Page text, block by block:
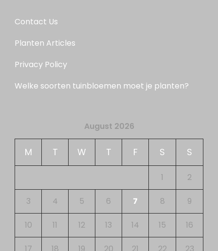
Contact Us
Planten Articles
Privacy Policy
Welke soorten tuinbloemen moet je planten?
August 2026
M T W T F S S
1 2
3 4 5 6 7 8 9
10 11 12 13 14 15 16
17 18 19 20 21 22 23